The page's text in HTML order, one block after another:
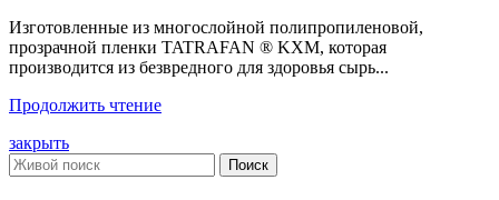
Изготовленные из многослойной полипропиленовой,
прозрачной пленки TATRAFAN ® KXM, которая
производится из безвредного для здоровья сырь...
Продолжить чтение
закрыть
Поиск